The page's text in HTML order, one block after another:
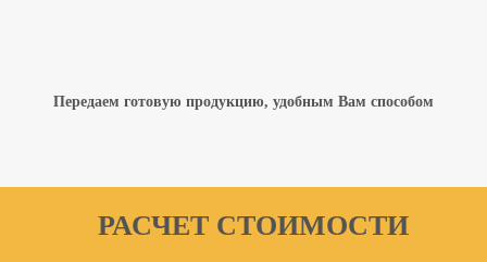
Передаем готовую продукцию, удобным Вам способом
РАСЧЕТ СТОИМОСТИ